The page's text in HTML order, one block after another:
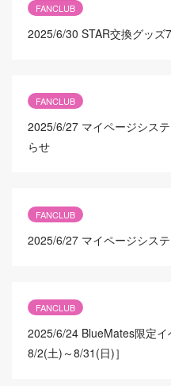
FANCLUB
2025/6/30 STAR交換グッズ
FANCLUB
2025/6/27 マイページシス
らせ
FANCLUB
2025/6/27 マイページシス
FANCLUB
2025/6/24 BlueMates限定イ
8/2(土)～8/31(日)］